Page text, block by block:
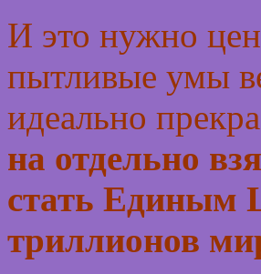
И это нужно
пытливые умы
идеально
на отдельно
стать Единым
триллионов